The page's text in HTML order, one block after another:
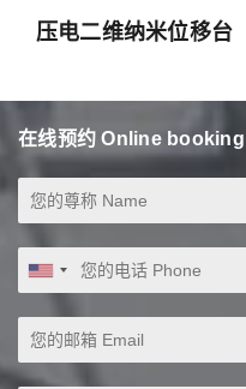
压电二维纳米位移台
在线预约 Online booking